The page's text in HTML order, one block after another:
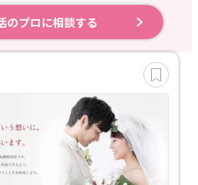
のプロに相談する